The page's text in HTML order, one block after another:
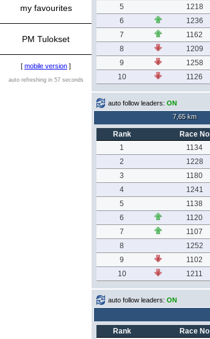
my favourites
PM Tulokset
[ mobile version ]
auto refreshing in 57 seconds
5
1218
6
1236
7
1162
8
1209
9
1258
10
1126
auto follow leaders: ON
7,65 km
Rank Race No
1
1134
2
1228
3
1180
4
1241
5
1138
6
1120
7
1107
8
1252
9
1102
10
1211
auto follow leaders: ON
Rank Race No